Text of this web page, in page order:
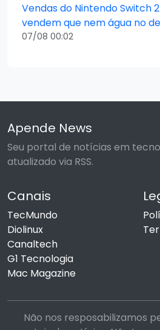
Vendas do Nintendo Switch
vendem que nem água no
07/08 00:02
Apende News
Seu portal de notícias em
atualizado via RSS.
Canais
TecMundo
Diolinux
Canaltech
G1 Tecnologia
Mac Magazine
Não nos resposabilizamos